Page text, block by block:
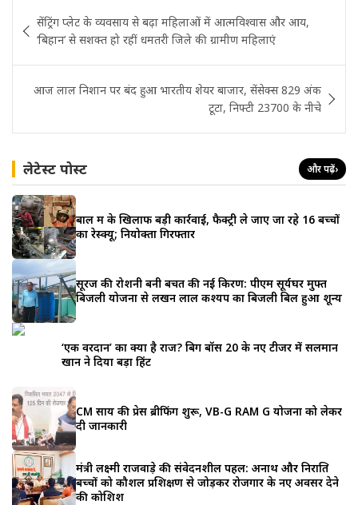
navigation
सेंट्रिंग प्लेट के व्यवसाय से बढ़ा महिलाओं में आत्मविश्वास और आय,
‘बिहान’ से सशक्त हो रहीं धमतरी जिले की ग्रामीण महिलाएं
आज लाल निशान पर बंद हुआ भारतीय शेयर बाजार, सेंसेक्स 829 अंक
टूटा, निफ्टी 23700 के नीचे
लेटेस्ट पोस्ट और पढ़ें›
बाल श्रम के खिलाफ बड़ी कार्रवाई, फैक्ट्री ले जाए जा रहे 16 बच्चों
का रेस्क्यू; नियोक्ता गिरफ्तार
सूरज की रोशनी बनी बचत की नई किरण: पीएम सूर्यघर मुफ्त
बिजली योजना से लखन लाल कश्यप का बिजली बिल हुआ शून्य
‘एक वरदान’ का क्या है राज? बिग बॉस 20 के नए टीजर में सलमान
खान ने दिया बड़ा हिंट
CM साय की प्रेस ब्रीफिंग शुरू, VB-G RAM G योजना को लेकर
दी जानकारी
मंत्री लक्ष्मी राजवाड़े की संवेदनशील पहल: अनाथ और निराश्रित
बच्चों को कौशल प्रशिक्षण से जोड़कर रोजगार के नए अवसर देने
की कोशिश